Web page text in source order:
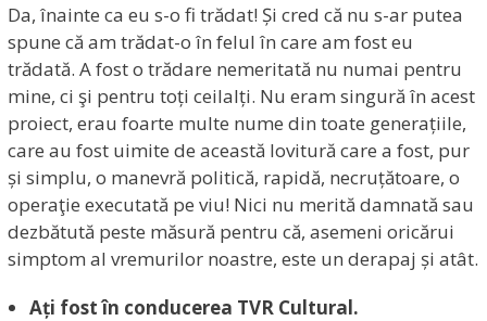
Da, înainte ca eu s-o fi trădat! Și cred că nu s-ar putea
spune că am trădat-o în felul în care am fost eu
trădată. A fost o trădare nemeritată nu numai pentru
mine, ci şi pentru toți ceilalți. Nu eram singură în acest
proiect, erau foarte multe nume din toate generațiile,
care au fost uimite de această lovitură care a fost, pur
și simplu, o manevră politică, rapidă, necruțătoare, o
operaţie executată pe viu! Nici nu merită damnată sau
dezbătută peste măsură pentru că, asemeni oricărui
simptom al vremurilor noastre, este un derapaj și atât.
Ați fost în conducerea TVR Cultural.